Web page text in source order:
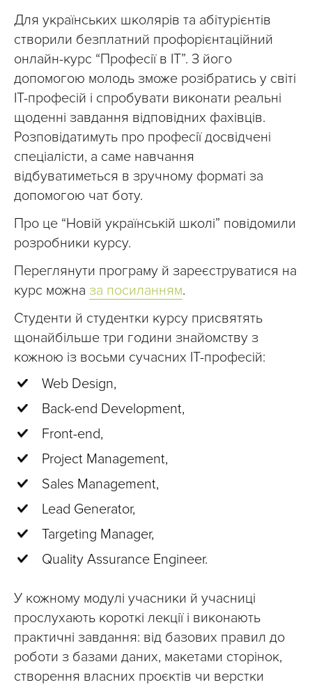
Для українських школярів та абітурієнтів
створили безплатний профорієнтаційний
онлайн-курс “Професії в ІТ”. З його
допомогою молодь зможе розібратись у світі
ІТ-професій і спробувати виконати реальні
щоденні завдання відповідних фахівців.
Розповідатимуть про професії досвідчені
спеціалісти, а саме навчання
відбуватиметься в зручному форматі за
допомогою чат боту.
Про це “Новій українській школі” повідомили
розробники курсу.
Переглянути програму й зареєструватися на
курс можна за посиланням.
Студенти й студентки курсу присвятять
щонайбільше три години знайомству з
кожною із восьми сучасних ІТ-професій:
Web Design,
Back-end Development,
Front-end,
Project Management,
Sales Management,
Lead Generator,
Targeting Manager,
Quality Assurance Engineer.
У кожному модулі учасники й учасниці
прослухають короткі лекції і виконають
практичні завдання: від базових правил до
роботи з базами даних, макетами сторінок,
створення власних проєктів чи верстки